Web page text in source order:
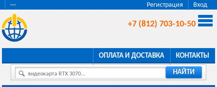
Регистрация Вход
···
+7 (812) 703-10-50
ОПЛАТА И ДОСТАВКА КОНТАКТЫ
видеокарта RTX 3070... НАЙТИ